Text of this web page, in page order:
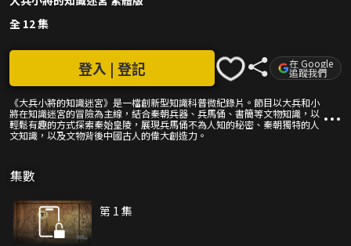
全 12 集
《大兵小將的知識迷宮》是一檔創新型知識科普微紀錄片。節目以大兵和小
將在知識迷宮的冒險為主線，結合秦朝兵器、兵馬俑、書簡等文物知識，以
輕鬆有趣的方式探索秦始皇陵，展現兵馬俑不為人知的秘密、秦朝獨特的人
文知識，以及文物背後中國古人的偉大創造力。
登入 | 登記 在 Google
追蹤我們
集數
第 1 集